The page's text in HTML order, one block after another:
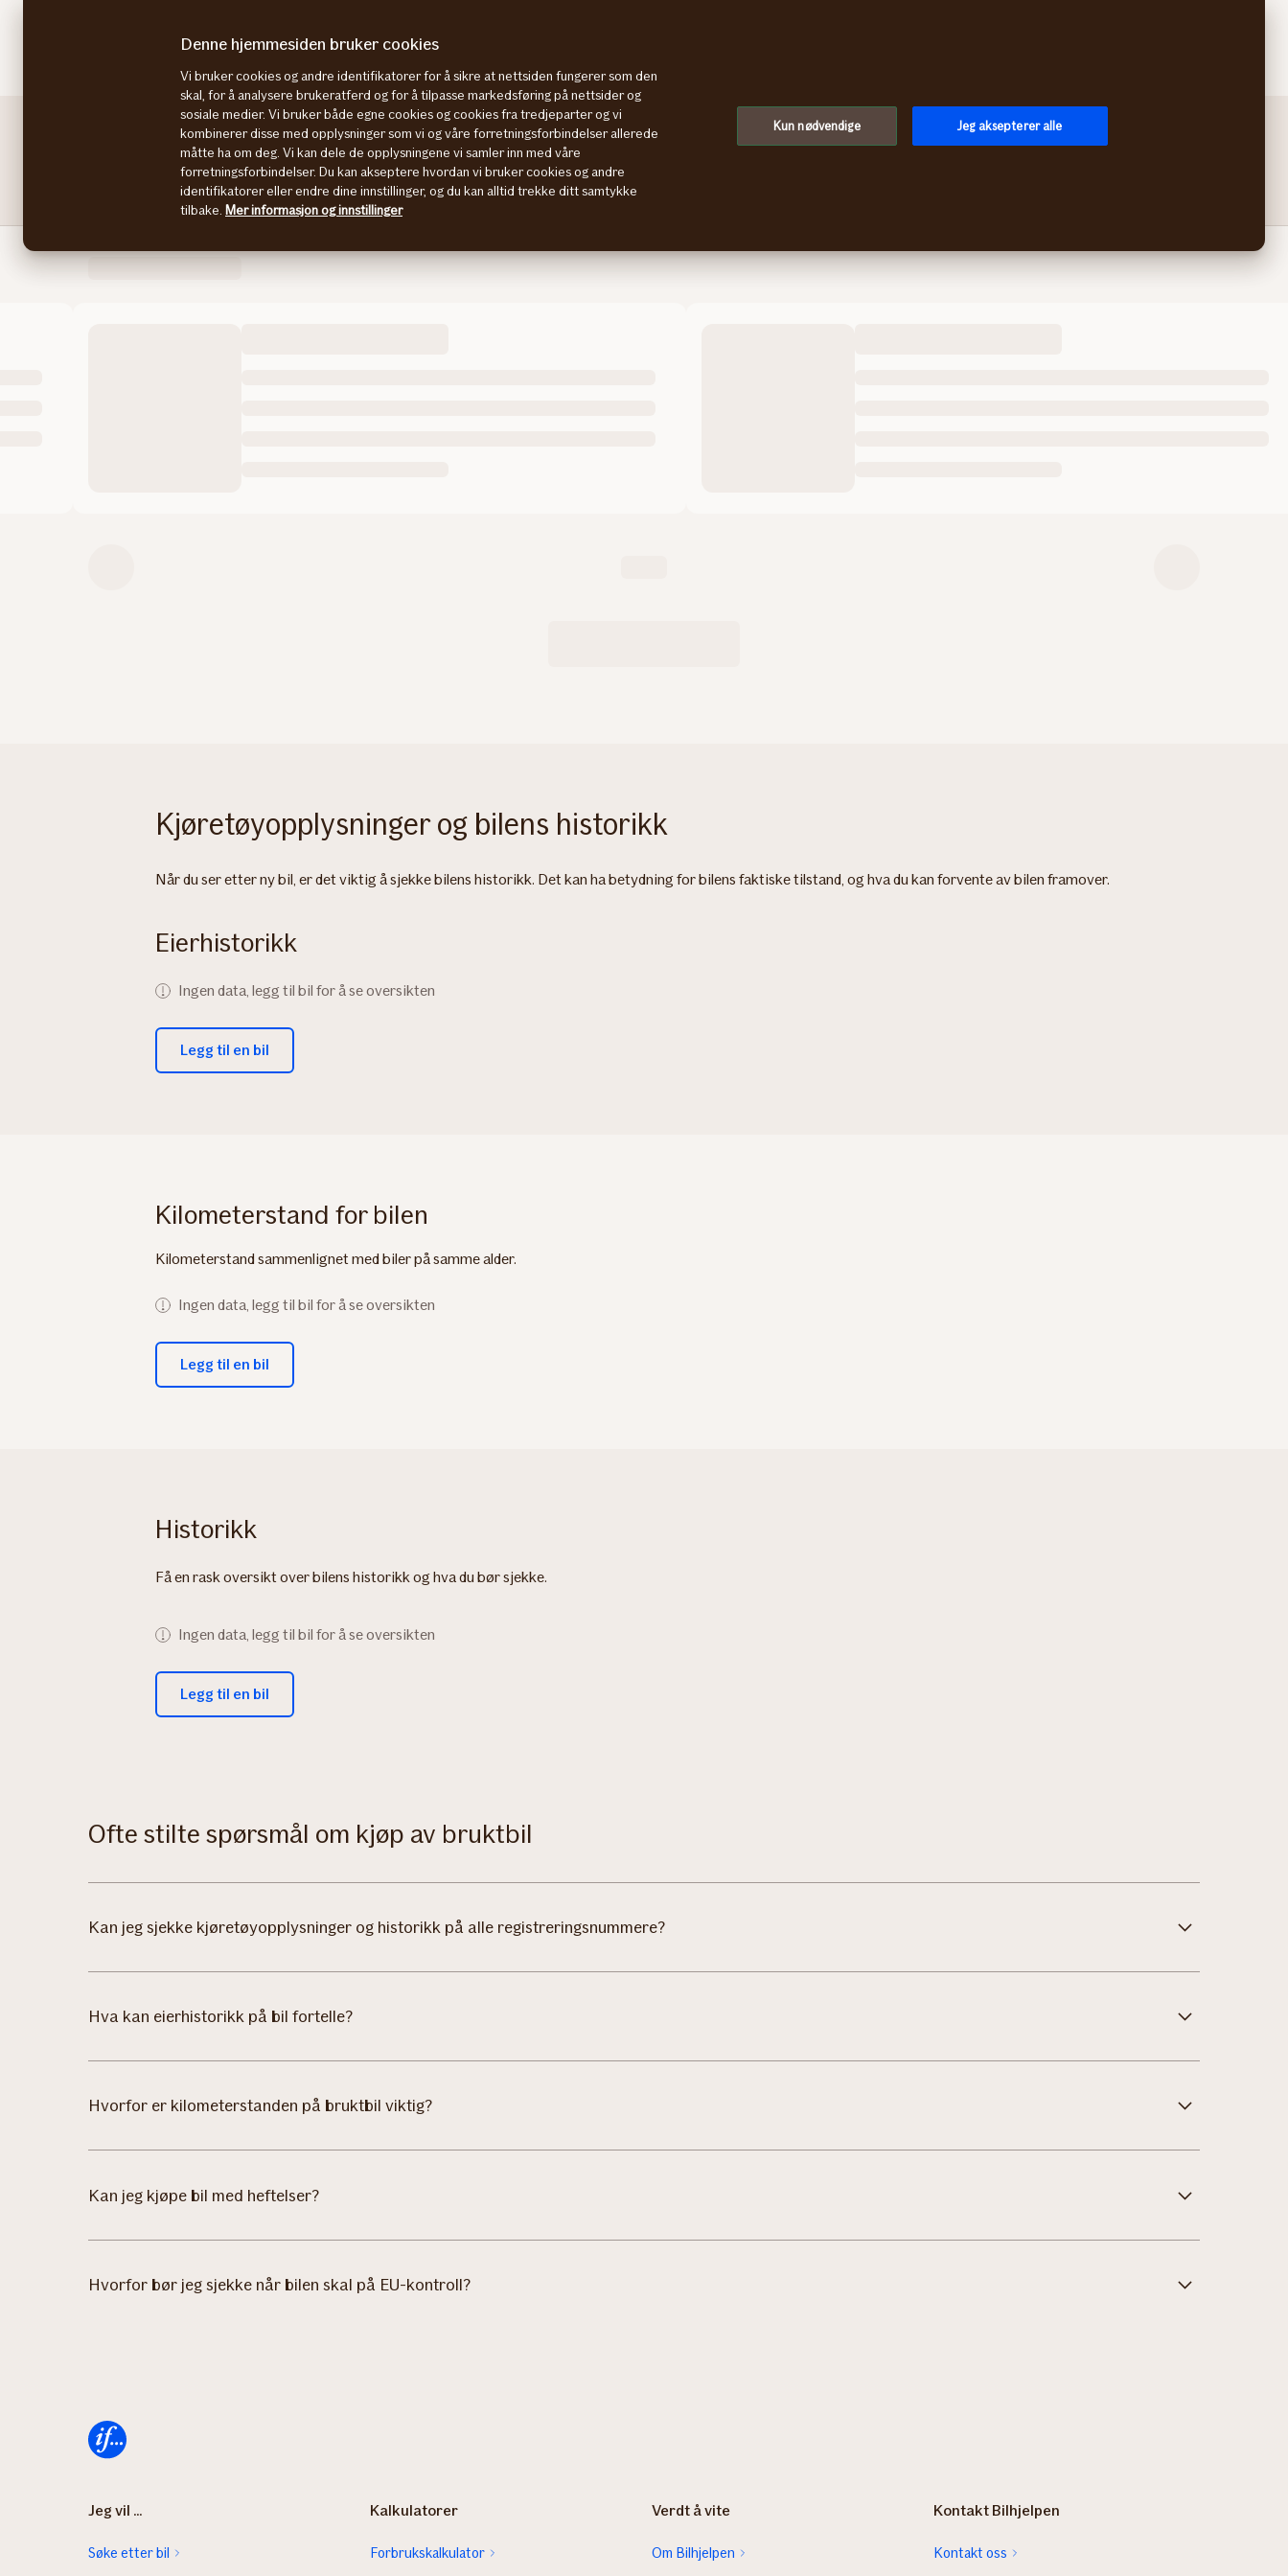
Bilhjelpen Søk og velg bil Bilkalkulatorer
Historikk Biløkonomi
Kjøretøyopplysninger og bilens historikk
Når du ser etter ny bil, er det viktig å sjekke bilens historikk. Det kan ha betydning for bilens faktiske tilstand, og hva du kan forvente av bilen framover.
Eierhistorikk
Ingen data, legg til bil for å se oversikten
Legg til en bil
Kilometerstand for bilen
Kilometerstand sammenlignet med biler på samme alder.
Ingen data, legg til bil for å se oversikten
Legg til en bil
Historikk
Få en rask oversikt over bilens historikk og hva du bør sjekke.
Ingen data, legg til bil for å se oversikten
Legg til en bil
Ofte stilte spørsmål om kjøp av bruktbil
Kan jeg sjekke kjøretøyopplysninger og historikk på alle registreringsnummere?
Hva kan eierhistorikk på bil fortelle?
Hvorfor er kilometerstanden på bruktbil viktig?
Kan jeg kjøpe bil med heftelser?
Hvorfor bør jeg sjekke når bilen skal på EU-kontroll?
Forsiden
Jeg vil ...
Søke etter bil
Kalkulatorer
Forbrukskalkulator
Verdt å vite
Om Bilhjelpen
Kontakt Bilhjelpen
Kontakt oss
Denne hjemmesiden bruker cookies
Vi bruker cookies og andre identifikatorer for å sikre at nettsiden fungerer som den
skal, for å analysere brukeratferd og for å tilpasse markedsføring på nettsider og
sosiale medier. Vi bruker både egne cookies og cookies fra tredjeparter og vi
kombinerer disse med opplysninger som vi og våre forretningsforbindelser allerede
måtte ha om deg. Vi kan dele de opplysningene vi samler inn med våre
forretningsforbindelser. Du kan akseptere hvordan vi bruker cookies og andre
identifikatorer eller endre dine innstillinger, og du kan alltid trekke ditt samtykke
tilbake. Mer informasjon og innstillinger
Kun nødvendige Jeg aksepterer alle